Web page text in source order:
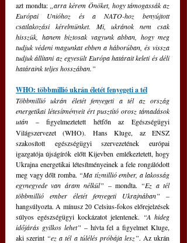
azt mondta:
„arra kérem Önöket, hogy támogassák az
Európai Unióhoz és a NATO-hoz benyújtott
csatlakozási kérelmünket. Mi, ukránok nem csak
hisszük, hanem biztosak vagyunk abban, hogy meg
tudjuk védeni magunkat ebben a háborúban, és vissza
tudjuk állítani az egyesült Európa határait keleti és déli
határaink teljes hosszában.”
WHO: többmillió ukrán életét fenyegeti a tél
Többmillió ukrán életét fenyegeti a tél az ország
energetikai létesítményeit ért pusztító orosz támadások
után
– figyelmeztetett hétfőn az Egészségügyi
Világszervezet (WHO). Hans Kluge, az ENSZ
szakosított egészségügyi szervezetének európai
igazgatója újságírók előtt Kijevben emlékeztetett, hogy
Ukrajna energetikai létesítményeinek a fele rongálódott
meg vagy dőlt romba. “Ma tízmillió ember, a lakosság
egynegyede van áram nélkül” – mondta. “Ez a tél
többmillió ember életét fenyegeti Ukrajnában” –
hangsúlyozta. A mínusz 20 Celsius-fokos előrejelzések
súlyos egészségügyi kockázatot jelentenek. “A hideg
időjárás gyilkos lehet” – hívta fel a figyelmet Kluge,
aki szerint “ez a tél a túlélés próbája lesz”. Az ukrán